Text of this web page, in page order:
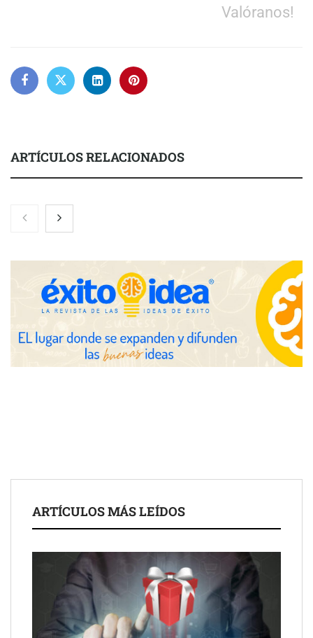
Valóranos!
ARTÍCULOS RELACIONADOS
Nicols presenta seis modelos de anillos de compromiso para el
eclipse solar del 12 de agosto
Zoomex mejora su Strategy Center con herramientas
avanzadas para trading estratégico
COMPALISS de LYSOTRIC: cuando un solo producto multiplica
las posibilidades del salón profesional
ARTÍCULOS MÁS LEÍDOS